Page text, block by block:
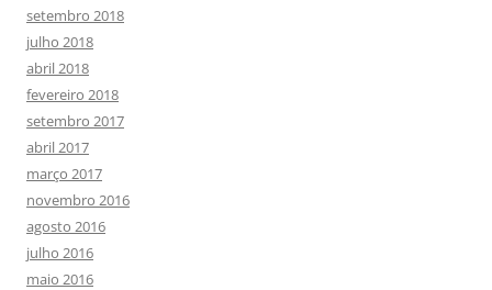
setembro 2018
julho 2018
abril 2018
fevereiro 2018
setembro 2017
abril 2017
março 2017
novembro 2016
agosto 2016
julho 2016
maio 2016